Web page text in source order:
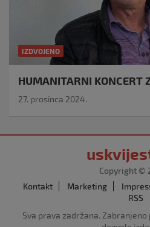
IZDVOJENO
HUMANITARNI
27. prosinca 2024.
Copyright ©
Kontakt
Marketing
RSS
Sva prava zadržana.